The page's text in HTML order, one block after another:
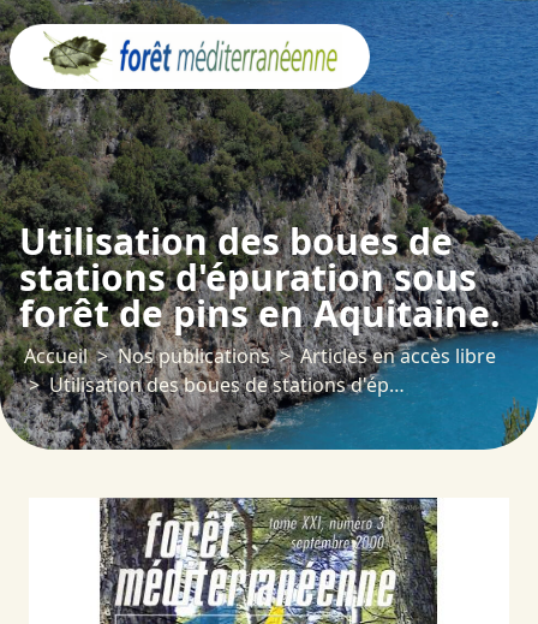
Utilisation des boues de
stations d'épuration sous
forêt de pins en Aquitaine.
Accueil Nos publications
Articles en accès libre
Utilisation des boues de stations d'épuration sous forêt de pins en Aquitaine.
Panneau de gestion des cookies